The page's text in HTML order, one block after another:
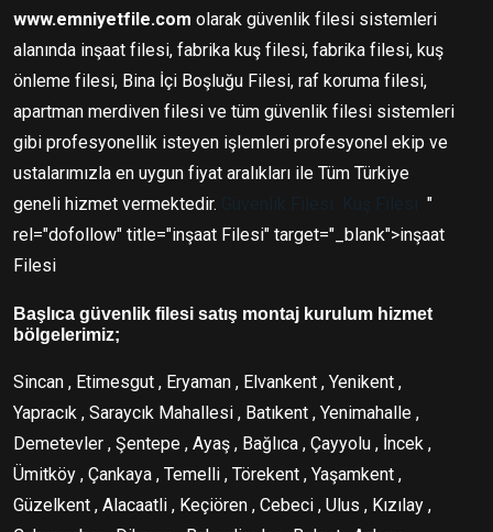
www.emniyetfile.com olarak güvenlik filesi sistemleri
alanında inşaat filesi, fabrika kuş filesi, fabrika filesi, kuş
önleme filesi, Bina İçi Boşluğu Filesi, raf koruma filesi,
apartman merdiven filesi ve tüm güvenlik filesi sistemleri
gibi profesyonellik isteyen işlemleri profesyonel ekip ve
ustalarımızla en uygun fiyat aralıkları ile Tüm Türkiye
geneli hizmet vermektedir.
"
rel="dofollow" title="inşaat Filesi" target="_blank">inşaat
Filesi
Başlıca güvenlik filesi satış montaj kurulum hizmet
bölgelerimiz;
Sincan , Etimesgut , Eryaman , Elvankent , Yenikent ,
Yapracık , Saraycık Mahallesi , Batıkent , Yenimahalle ,
Demetevler , Şentepe , Ayaş , Bağlıca , Çayyolu , İncek ,
Ümitköy , Çankaya , Temelli , Törekent , Yaşamkent ,
Güzelkent , Alacaatli , Keçiören , Cebeci , Ulus , Kızılay ,